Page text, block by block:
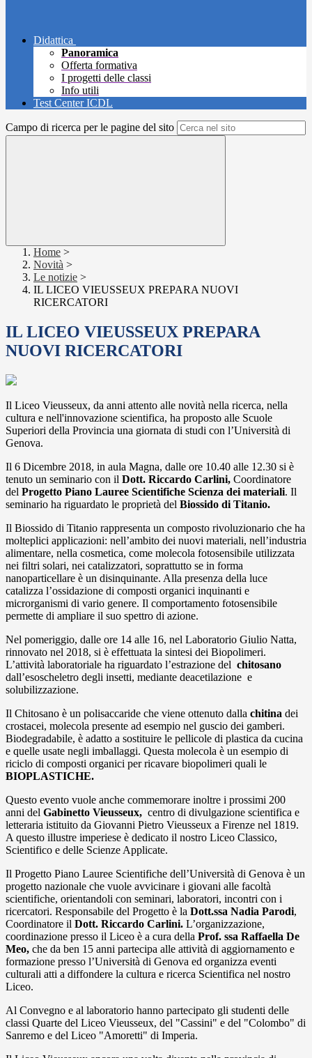
Didattica
Panoramica
Offerta formativa
I progetti delle classi
Info utili
Test Center ICDL
Campo di ricerca per le pagine del sito
Home >
Novità >
Le notizie >
IL LICEO VIEUSSEUX PREPARA NUOVI
RICERCATORI
IL LICEO VIEUSSEUX PREPARA
NUOVI RICERCATORI
Il Liceo Vieusseux, da anni attento alle novità nella ricerca, nella
cultura e nell'innovazione scientifica, ha proposto alle Scuole
Superiori della Provincia una giornata di studi con l’Università di
Genova.
Il 6 Dicembre 2018, in aula Magna, dalle ore 10.40 alle 12.30 si è
tenuto un seminario con il Dott. Riccardo Carlini, Coordinatore
del Progetto Piano Lauree Scientifiche Scienza dei materiali. Il
seminario ha riguardato le proprietà del Biossido di Titanio.
Il Biossido di Titanio rappresenta un composto rivoluzionario che ha
molteplici applicazioni: nell’ambito dei nuovi materiali, nell’industria
alimentare, nella cosmetica, come molecola fotosensibile utilizzata
nei filtri solari, nei catalizzatori, soprattutto se in forma
nanoparticellare è un disinquinante. Alla presenza della luce
catalizza l’ossidazione di composti organici inquinanti e
microrganismi di vario genere. Il comportamento fotosensibile
permette di ampliare il suo spettro di azione.
Nel pomeriggio, dalle ore 14 alle 16, nel Laboratorio Giulio Natta,
rinnovato nel 2018, si è effettuata la sintesi dei Biopolimeri.
L’attività laboratoriale ha riguardato l’estrazione del chitosano
dall’esoscheletro degli insetti, mediante deacetilazione e
solubilizzazione.
Il Chitosano è un polisaccaride che viene ottenuto dalla chitina dei
crostacei, molecola presente ad esempio nel guscio dei gamberi.
Biodegradabile, è adatto a sostituire le pellicole di plastica da cucina
e quelle usate negli imballaggi. Questa molecola è un esempio di
riciclo di composti organici per ricavare biopolimeri quali le
BIOPLASTICHE.
Questo evento vuole anche commemorare inoltre i prossimi 200
anni del Gabinetto Vieusseux, centro di divulgazione scientifica e
letteraria istituito da Giovanni Pietro Vieusseux a Firenze nel 1819.
A questo illustre imperiese è dedicato il nostro Liceo Classico,
Scientifico e delle Scienze Applicate.
Il Progetto Piano Lauree Scientifiche dell’Università di Genova è un
progetto nazionale che vuole avvicinare i giovani alle facoltà
scientifiche, orientandoli con seminari, laboratori, incontri con i
ricercatori. Responsabile del Progetto è la Dott.ssa Nadia Parodi,
Coordinatore il Dott. Riccardo Carlini. L’organizzazione,
coordinazione presso il Liceo è a cura della Prof. ssa Raffaella De
Meo, che da ben 15 anni partecipa alle attività di aggiornamento e
formazione presso l’Università di Genova ed organizza eventi
culturali atti a diffondere la cultura e ricerca Scientifica nel nostro
Liceo.
Al Convegno e al laboratorio hanno partecipato gli studenti delle
classi Quarte del Liceo Vieusseux, del "Cassini" e del "Colombo" di
Sanremo e del Liceo "Amoretti" di Imperia.